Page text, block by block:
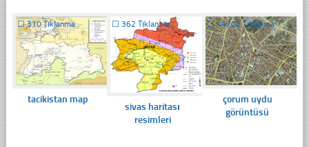
☐310 Tıklanma
tacikistan map
☐ 362 Tıklanma
sivas haritası
resimleri
☐44702 Tıklanma
çorum uydu
görüntüsü